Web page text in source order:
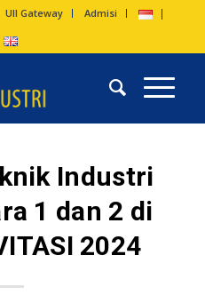
UII Gateway Admisi
Industri
1 dan 2 di
2024